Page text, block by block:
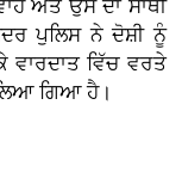
ਅਤੇ ਉਸ ਦਾ ਸਾਥੀ
ਪੁਲਿਸ ਨੇ ਦੋਸ਼ੀ ਨੂੰ
ਵਾਰਦਾਤ ਵਿੱਚ ਵਰਤੇ
ਗਿਆ ਹੈ।